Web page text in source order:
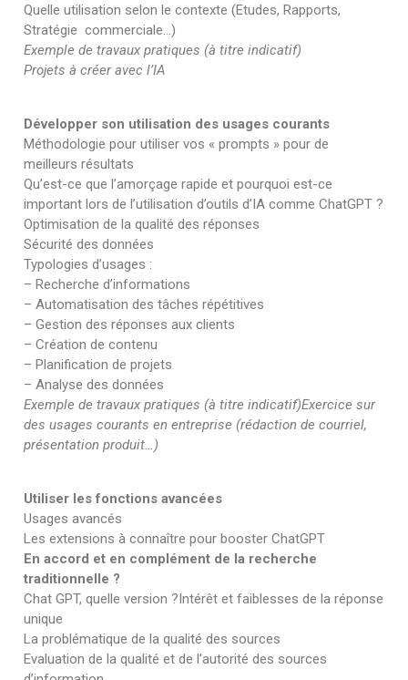
Quelle utilisation selon le contexte (Etudes, Rapports,
Stratégie commerciale…)
Exemple de travaux pratiques (à titre indicatif)
Projets à créer avec l’IA
Développer son utilisation des usages courants
Méthodologie pour utiliser vos « prompts » pour de
meilleurs résultats
Qu’est-ce que l’amorçage rapide et pourquoi est-ce
important lors de l’utilisation d’outils d’IA comme ChatGPT ?
Optimisation de la qualité des réponses
Sécurité des données
Typologies d’usages :
– Recherche d’informations
– Automatisation des tâches répétitives
– Gestion des réponses aux clients
– Création de contenu
– Planification de projets
– Analyse des données
Exemple de travaux pratiques (à titre indicatif)Exercice sur
des usages courants en entreprise (rédaction de courriel,
présentation produit…)
Utiliser les fonctions avancées
Usages avancés
Les extensions à connaître pour booster ChatGPT
En accord et en complément de la recherche
traditionnelle ?
Chat GPT, quelle version ?Intérêt et faiblesses de la réponse
unique
La problématique de la qualité des sources
Evaluation de la qualité et de l’autorité des sources